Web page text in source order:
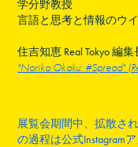
学分野教授
言語と思考と情報のウ
住吉知恵 Real Tokyo 編
"Noriko Okaku: #Spread"
展覧会期間中、拡散さ
の過程は公式Instagram